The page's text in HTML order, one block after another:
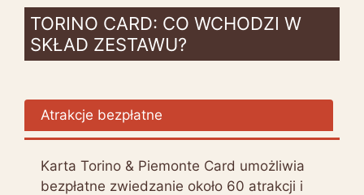
TORINO CARD: CO WCHODZI W
SKŁAD ZESTAWU?
Atrakcje bezpłatne
Karta Torino & Piemonte Card umożliwia
bezpłatne zwiedzanie około 60 atrakcji i